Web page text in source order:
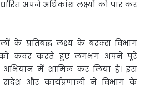
अपने अधिकांश लक्ष्यों को पार कर
के प्रतिबद्ध लक्ष्य के बरक्स विभाग
को कवर करते हुए लगभग अपने पूरे
अभियान में शामिल कर लिया है। इस
संदेश और कार्यप्रणाली ने विभाग के